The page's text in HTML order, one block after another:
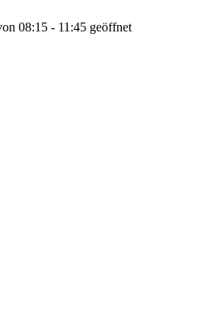
08:15 - 11:45 geöffnet